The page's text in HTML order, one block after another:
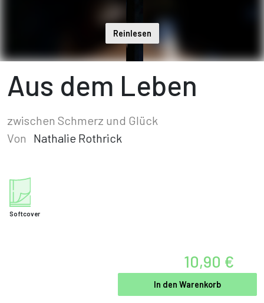
Reinlesen
Aus dem Leben
zwischen Schmerz und Glück
Von
Nathalie Rothrick
Softcover
10,90 €
In den Warenkorb